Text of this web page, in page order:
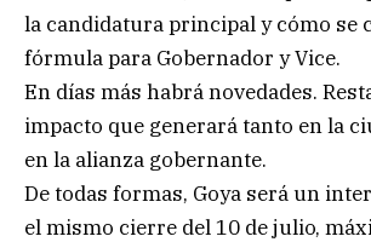
la candidatura principal y cómo se
fórmula para Gobernador y Vice.
En días más habrá novedades.
impacto que generará tanto en la
en la alianza gobernante.
De todas formas, Goya será un
el mismo cierre del 10 de julio,